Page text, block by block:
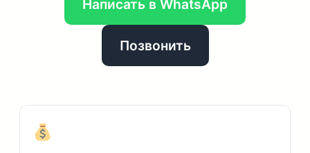
Написать в WhatsApp
Позвонить